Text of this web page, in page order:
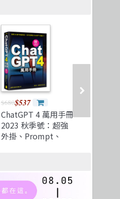
$680$537
ChatGPT 4 萬用手冊
2023 秋季號：超強
外掛、Prompt、
Leonardo.ai
駕馭